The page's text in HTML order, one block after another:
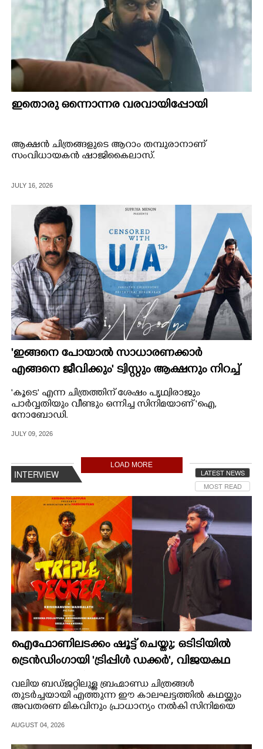
ഇതൊരു ഒന്നൊന്നര വരവായിപ്പോയി
ആക്ഷൻ ചിത്രങ്ങളുടെ ആറാം തമ്പുരാനാണ്
സംവിധായകൻ ഷാജികൈലാസ്.
JULY 16, 2026
'ഇങ്ങനെ പോയാൽ സാധാരണക്കാർ
എങ്ങനെ ജീവിക്കും' ട്വിസ്റ്റും ആക്ഷനും നിറച്ച്
നിസാം ബഷീറിന്റെ 'ഐ നോബഡി'
'കൂടെ' എന്ന ചിത്രത്തിന് ശേഷം പൃഥ്വിരാജും
പാർവ്വതിയും വീണ്ടും ഒന്നിച്ച സിനിമയാണ് 'ഐ,
നോബോഡി.
JULY 09, 2026
LOAD MORE
INTERVIEW
LATEST NEWS
MOST READ
ഐഫോണിലടക്കം ഷൂട്ട് ചെയ്തു; ഒടിടിയിൽ
ട്രെൻഡിംഗായി 'ട്രിപ്പിൾ ഡക്കർ',​ വിജയകഥ
പറഞ്ഞ് സംവിധായകൻ
വലിയ ബഡ്ജറ്റിലുള്ള ബ്രഹ്മാണ്ഡ ചിത്രങ്ങൾ
തുടർച്ചയായി എത്തുന്ന ഈ കാലഘട്ടത്തിൽ കഥയ്ക്കും
അവതരണ മികവിനും പ്രാധാന്യം നൽകി സിനിമയെ
AUGUST 04, 2026